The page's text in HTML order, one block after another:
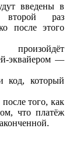
введены в
второй раз
после этого
эквайером —
код, который
того, как
что платёж